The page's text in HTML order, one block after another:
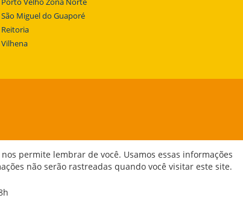
Porto Velho Zona Norte
São Miguel do Guaporé
Reitoria
Vilhena
permite lembrar de você. Usamos essas informações
não serão rastreadas quando você visitar este site.